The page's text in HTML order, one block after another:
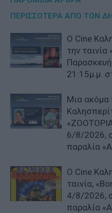
ΠΕΡΙΣΣΟΤΕΡΑ ΑΠΟ ΤΟΝ
Ο Cine
την
21:15μ.μ.
Μια ακόμα
6/8/2026,
παραλία
Ο Cine
ταινία,
4/8/2026,
παραλία